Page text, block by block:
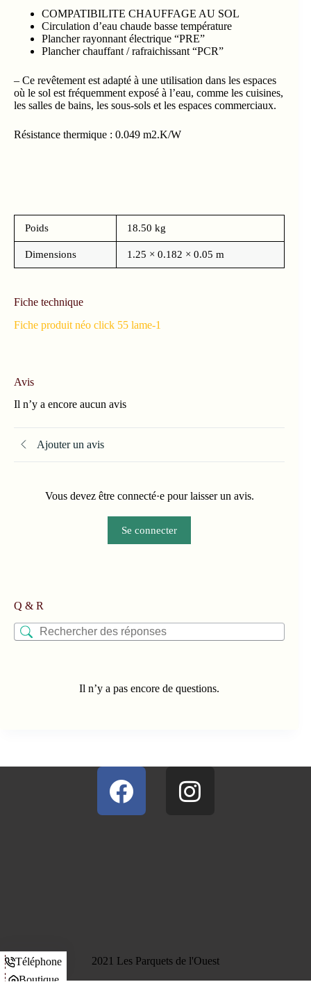
COMPATIBILITE CHAUFFAGE AU SOL
Circulation d’eau chaude basse température
Plancher rayonnant électrique “PRE”
Plancher chauffant / rafraichissant “PCR”
– Ce revêtement est adapté à une utilisation dans les espaces
où le sol est fréquemment exposé à l’eau, comme les cuisines,
les salles de bains, les sous-sols et les espaces commerciaux.
Résistance thermique : 0.049 m2.K/W
Poids 18.50 kg
Dimensions 1.25 × 0.182 × 0.05 m
Fiche technique
Fiche produit néo click 55 lame-1
Avis
Il n’y a encore aucun avis
Ajouter un avis
Vous devez être connecté·e pour laisser un avis.
Se connecter
Q & R
Il n’y a pas encore de questions.
2021 Les Parquets de l'Ouest
Téléphone
Boutique